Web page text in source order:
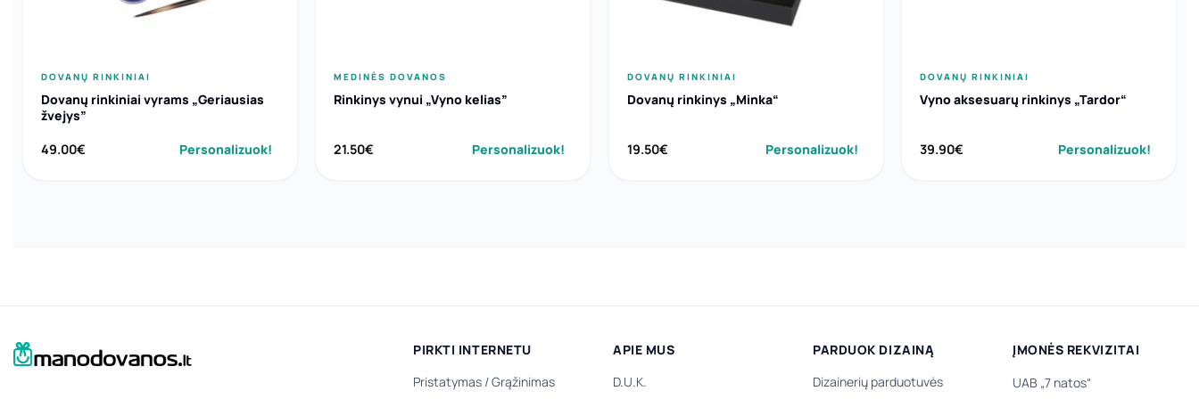
DOVANŲ RINKINIAI
Dovanų rinkiniai vyrams „Geriausias
žvejys”
49.00€ Personalizuok!
MEDINĖS DOVANOS
Rinkinys vynui „Vyno kelias”
21.50€ Personalizuok!
DOVANŲ RINKINIAI
Dovanų rinkinys „Minka“
19.50€ Personalizuok!
DOVANŲ RINKINIAI
Vyno aksesuarų rinkinys „Tardor“
39.90€ Personalizuok!
PIRKTI INTERNETU
Pristatymas /Grąžinimas
APIE MUS
D.U.K.
PARDUOK DIZAINĄ
Dizainerių parduotuvės
ĮMONĖS REKVIZITAI
UAB „7 natos“